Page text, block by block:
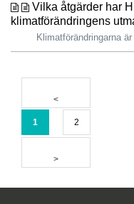
Vilka åtgärder har
klimatförändringens
1 2